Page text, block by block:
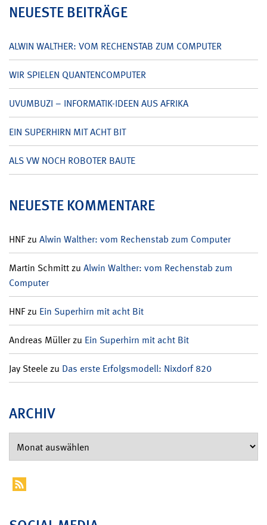
NEUESTE BEITRÄGE
ALWIN WALTHER: VOM RECHENSTAB ZUM COMPUTER
WIR SPIELEN QUANTENCOMPUTER
UVUMBUZI – INFORMATIK-IDEEN AUS AFRIKA
EIN SUPERHIRN MIT ACHT BIT
ALS VW NOCH ROBOTER BAUTE
NEUESTE KOMMENTARE
HNFzu Alwin Walther: vom Rechenstab zum Computer
Martin Schmittzu Alwin Walther: vom Rechenstab zum
Computer
HNFzu Ein Superhirn mit acht Bit
Andreas Müllerzu Ein Superhirn mit acht Bit
Jay Steelezu Das erste Erfolgsmodell: Nixdorf 820
ARCHIV